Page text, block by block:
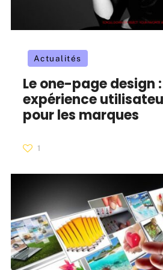
Actualités
Le one-page design
expérience
pour les marques
1